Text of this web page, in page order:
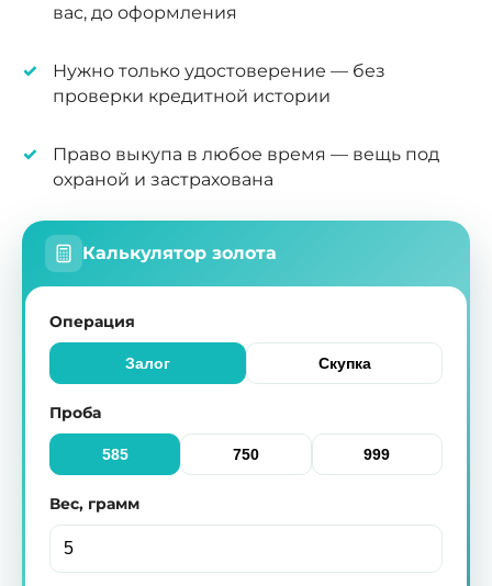
вас, до оформления
Нужно только удостоверение — без
проверки кредитной истории
Право выкупа в любое время — вещь под
охраной и застрахована
Калькулятор золота
Операция
Залог Скупка
Проба
585 750 999
Вес, грамм